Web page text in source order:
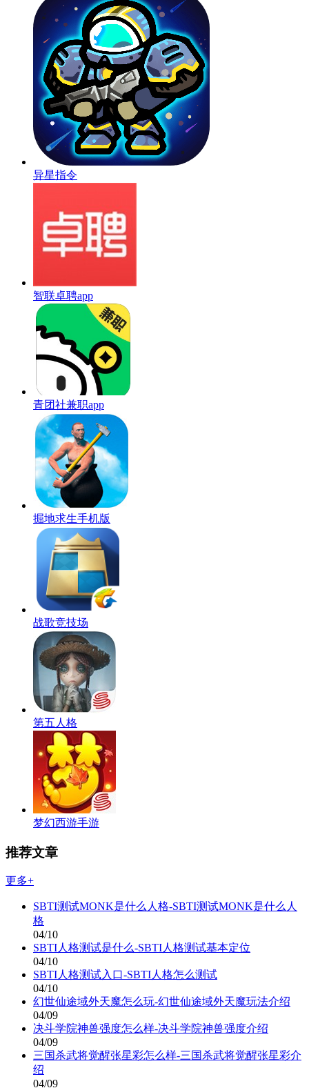
异星指令
智联卓聘app
青团社兼职app
掘地求生手机版
战歌竞技场
第五人格
梦幻西游手游
推荐文章
更多+
SBTI测试MONK是什么人格-SBTI测试MONK是什么人
格
04/10
SBTI人格测试是什么-SBTI人格测试基本定位
04/10
SBTI人格测试入口-SBTI人格怎么测试
04/10
幻世仙途域外天魔怎么玩-幻世仙途域外天魔玩法介绍
04/09
决斗学院神兽强度怎么样-决斗学院神兽强度介绍
04/09
三国杀武将觉醒张星彩怎么样-三国杀武将觉醒张星彩介
绍
04/09